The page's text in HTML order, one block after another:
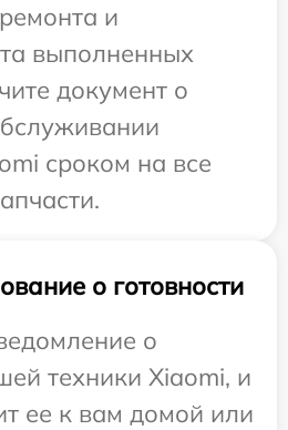
и
выполненных
документ о
сроком на все
о готовности
о
техники Xiaomi, и
ее к вам домой или